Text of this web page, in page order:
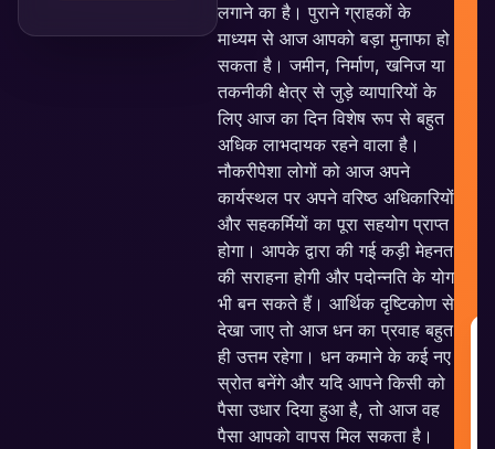
लगाने का है। पुराने ग्राहकों के
माध्यम से आज आपको बड़ा मुनाफा हो
सकता है। जमीन, निर्माण, खनिज या
तकनीकी क्षेत्र से जुड़े व्यापारियों के
लिए आज का दिन विशेष रूप से बहुत
अधिक लाभदायक रहने वाला है।
नौकरीपेशा लोगों को आज अपने
कार्यस्थल पर अपने वरिष्ठ अधिकारियों
और सहकर्मियों का पूरा सहयोग प्राप्त
होगा। आपके द्वारा की गई कड़ी मेहनत
की सराहना होगी और पदोन्नति के योग
भी बन सकते हैं। आर्थिक दृष्टिकोण से
देखा जाए तो आज धन का प्रवाह बहुत
ही उत्तम रहेगा। धन कमाने के कई नए
स्रोत बनेंगे और यदि आपने किसी को
पैसा उधार दिया हुआ है, तो आज वह
पैसा आपको वापस मिल सकता है।